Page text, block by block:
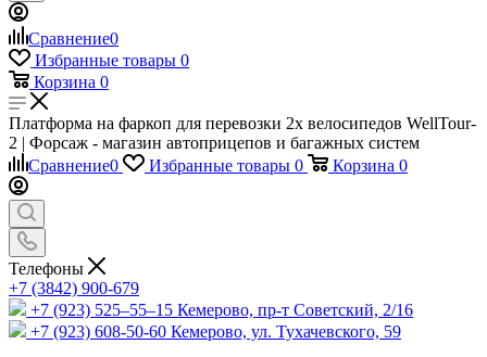
Сравнение0
Избранные товары 0
Корзина 0
Платформа на фаркоп для перевозки 2х велосипедов WellTour-
2 | Форсаж - магазин автоприцепов и багажных систем
Сравнение0 Избранные товары 0 Корзина 0
Телефоны
+7 (3842) 900-679
+7 (923) 525–55–15 Кемерово, пр-т Советский, 2/16
+7 (923) 608-50-60 Кемерово, ул. Тухачевского, 59